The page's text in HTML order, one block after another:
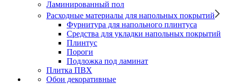
Ламинированный пол
Расходные материалы для напольных покрытий
Фурнитура для напольного плинтуса
Средства для укладки напольных покрытий
Плинтус
Пороги
Подложка под ламинат
Плитка ПВХ
Обои декоративные